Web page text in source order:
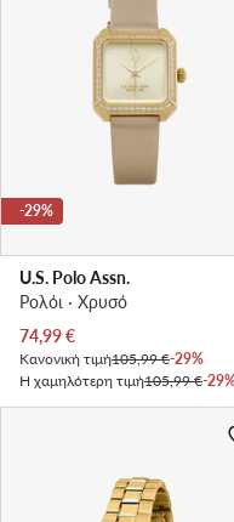
-29%
U.S. Polo Assn.
Ρολόι · Χρυσό
Τρέχουσα τιμή
74,99€
Κανονική τιμή105,99 €-29%
Η χαμηλότερη τιμή105,99 €-